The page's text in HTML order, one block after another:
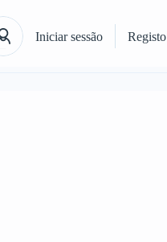
Iniciar sessão Registo